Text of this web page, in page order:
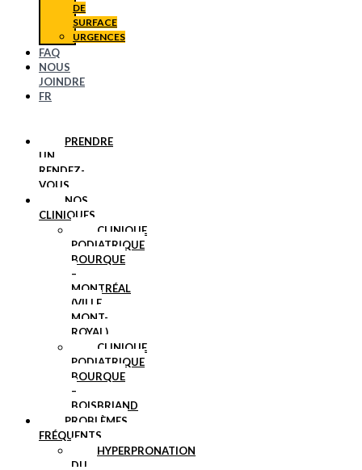
DE
SURFACE
URGENCES
FAQ
NOUS
JOINDRE
FR
PRENDRE
UN
RENDEZ-
VOUS
NOS
CLINIQUES
CLINIQUE
PODIATRIQUE
BOURQUE
–
MONTRÉAL
(VILLE
MONT-
ROYAL)
CLINIQUE
PODIATRIQUE
BOURQUE
–
BOISBRIAND
PROBLÈMES
FRÉQUENTS
HYPERPRONATION
DU